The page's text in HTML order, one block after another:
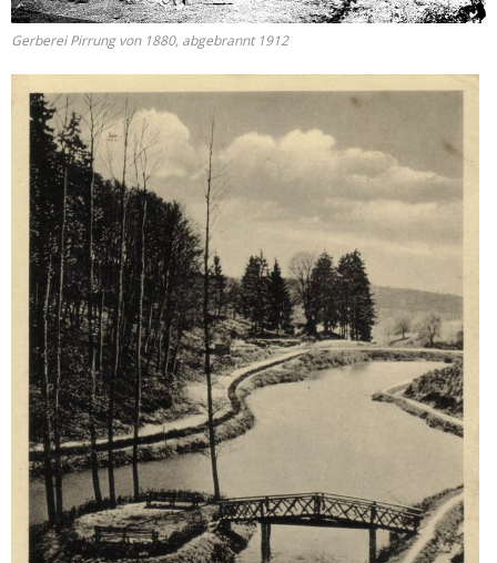
Gerberei Pirrung von 1880, abgebrannt 1912